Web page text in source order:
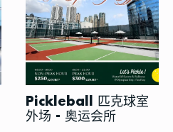
Pickleball 匹克球室
外场 - 奥运会所